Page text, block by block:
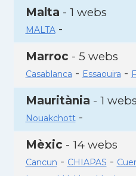
Malta - 1 webs
MALTA-
Marroc - 5 webs
Casablanca - Essaouira -
Mauritània - 1 webs
Nouakchott-
Mèxic - 14 webs
Cancun - CHIAPAS -